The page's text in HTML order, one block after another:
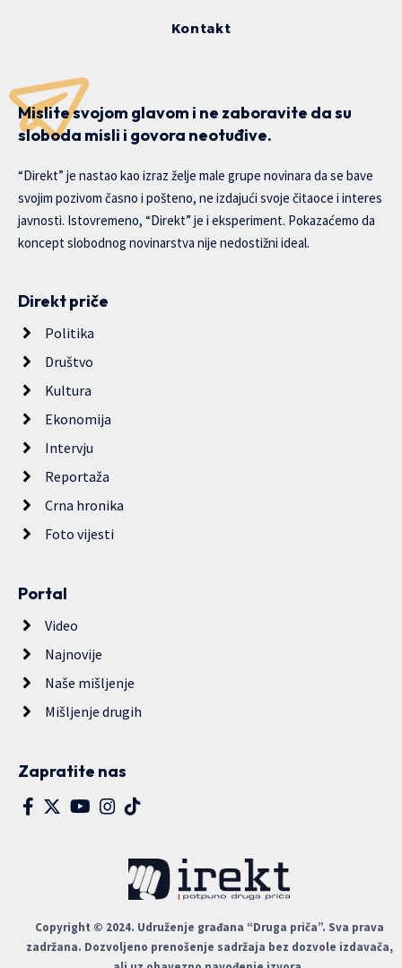
Kontakt
Mislite svojom glavom i ne zaboravite da su
sloboda misli i govora neotuđive.
“Direkt” je nastao kao izraz želje male grupe novinara da se bave
svojim pozivom časno i pošteno, ne izdajući svoje čitaoce i interes
javnosti. Istovremeno, “Direkt” je i eksperiment. Pokazaćemo da
koncept slobodnog novinarstva nije nedostižni ideal.
Direkt priče
Politika
Društvo
Kultura
Ekonomija
Intervju
Reportaža
Crna hronika
Foto vijesti
Portal
Video
Najnovije
Naše mišljenje
Mišljenje drugih
Zapratite nas
Copyright © 2024. Udruženje građana “Druga priča”. Sva prava
zadržana. Dozvoljeno prenošenje sadržaja bez dozvole izdavača,